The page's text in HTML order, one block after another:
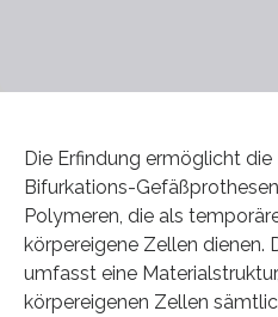
Die Erfindung ermöglicht
Bifurkations-
Polymeren, die als
körpereigene Zellen dienen.
umfasst eine
körpereigenen Zellen